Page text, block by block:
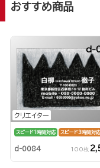
おすすめ商品
クリエイター
d-
スピード1時間対応 スピード3時間対応
d-0084 100枚